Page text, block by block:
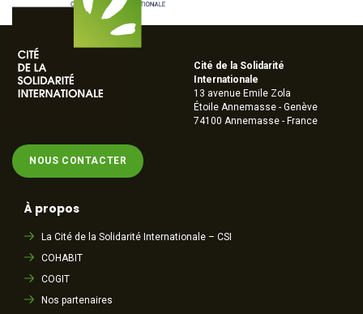
NOUS CONTACTER
Cité de la Solidarité
Internationale
13 avenue Emile Zola
Étoile Annemasse - Genève
74100 Annemasse - France
À propos
La Cité de la Solidarité Internationale – CSI
COHABIT
COGIT
Nos partenaires